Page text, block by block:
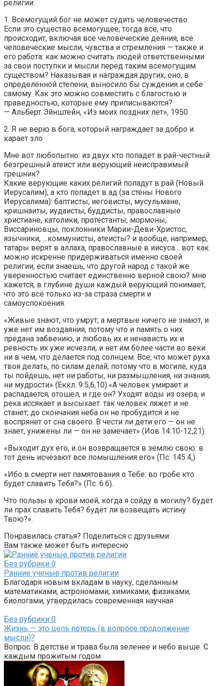
религии:
1. Всемогущий бог не может судить человечество
Если это существо всемогущее, тогда всё, что
происходит, включая все человеческие деяния, все
человеческие мысли, чувства и стремления — также и
его работа: как можно считать людей ответственными
за свои поступки и мысли перед таким всемогущим
существом? Наказывая и награждая других, оно, в
определённой степени, выносило бы суждения и себе
самому. Как это можно совместить с благостью и
праведностью, которые ему приписываются?
— Альберт Эйнштейн, «Из моих поздних лет», 1950
2. Я не верю в бога, который награждает за добро и
карает зло
Мне вот любопытно: из двух кто попадет в рай-честный
безгрешный атеист или верующий неисправимый
грешник?
Какие верующие каких религий попадут в рай (Новый
Иерусалим), а кто попадет в ад (за стены Нового
Иерусалима): баптисты, иеговисты, мусульмане,
кришнаиты, иудаисты, буддисты, православные
христиане, католики, протестанты, мормоны,
Виссариновцы, поклонники Марии-Деви-Христос,
язычники, …коммунисты, атеисты? и вообще, например,
татары верят в аллаха, православные в иисуса… вот как
можно искренне придерживаться именно своей
религии, если знаешь, что другой народ с такой же
уверенностью считает единственно верной свою? мне
кажется, в глубине души каждый верующий понимает,
что это всё только из-за страза смерти и
самоуспокоения.
«Живые знают, что умрут, а мертвые ничего не знают, и
уже нет им воздаяния, потому что и память о них
предана забвению, и любовь их и ненависть их и
ревность их уже исчезли, и нет им более части во веки
ни в чем, что делается под солнцем. Все, что может рука
твоя делать, по силам делай; потому что в могиле, куда
ты пойдешь, нет ни работы, ни размышления, ни знания,
ни мудрости» (Еккл. 9:5,6,10).«А человек умирает и
распадается; отошел, и где он? Уходят воды из озера, и
река иссякает и высыхает: так человек ляжет и не
станет; до скончания неба он не пробудится и не
воспрянет от сна своего. В чести ли дети его — он не
знает, унижены ли — он не замечает» (Иов 14:10-12,21).
«Выходит дух его, и он возвращается в землю свою: в
тот день исчезают все помышления его» (Пс. 145:4,)
«Ибо в смерти нет памятования о Тебе: во гробе кто
будет славить Тебя?» (Пс. 6:6).
Что пользы в крови моей, когда я сойду в могилу? будет
ли прах славить Тебя? будет ли возвещать истину
Твою?».
Понравилась статья? Поделиться с друзьями:
Вам также может быть интересно
Без рубрики 0
Ранние ученые против религии
Благодаря новым вкладам в науку, сделанным
математиками, астрономами, химиками, физиками,
биологами, утвердилась современная научная
Без рубрики 0
Жизнь — это цепь потерь (в вопросе продолжение
мысли)?
Вопрос: В детстве и трава была зеленее и небо выше. С
каждым прожитым годом